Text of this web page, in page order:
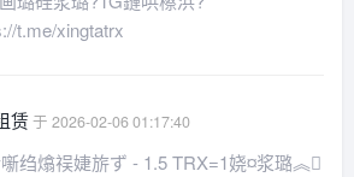
t.me/xingtatrx
赁于 2026-02-06 01:17:40
绉熻祦婕旂ず - 1.5 TRX=1娆¤浆璐︽